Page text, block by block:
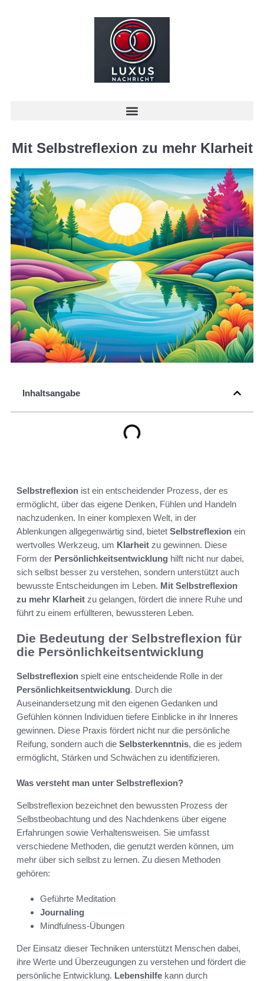
Mit Selbstreflexion zu mehr Klarheit
Inhaltsangabe
Selbstreflexion ist ein entscheidender Prozess, der es
ermöglicht, über das eigene Denken, Fühlen und Handeln
nachzudenken. In einer komplexen Welt, in der
Ablenkungen allgegenwärtig sind, bietet Selbstreflexion ein
wertvolles Werkzeug, um Klarheit zu gewinnen. Diese
Form der Persönlichkeitsentwicklung hilft nicht nur dabei,
sich selbst besser zu verstehen, sondern unterstützt auch
bewusste Entscheidungen im Leben. Mit Selbstreflexion
zu mehr Klarheit zu gelangen, fördert die innere Ruhe und
führt zu einem erfüllteren, bewussteren Leben.
Die Bedeutung der Selbstreflexion für
die Persönlichkeitsentwicklung
Selbstreflexion spielt eine entscheidende Rolle in der
Persönlichkeitsentwicklung. Durch die
Auseinandersetzung mit den eigenen Gedanken und
Gefühlen können Individuen tiefere Einblicke in ihr Inneres
gewinnen. Diese Praxis fördert nicht nur die persönliche
Reifung, sondern auch die Selbsterkenntnis, die es jedem
ermöglicht, Stärken und Schwächen zu identifizieren.
Was versteht man unter Selbstreflexion?
Selbstreflexion bezeichnet den bewussten Prozess der
Selbstbeobachtung und des Nachdenkens über eigene
Erfahrungen sowie Verhaltensweisen. Sie umfasst
verschiedene Methoden, die genutzt werden können, um
mehr über sich selbst zu lernen. Zu diesen Methoden
gehören:
Geführte Meditation
Journaling
Mindfulness-Übungen
Der Einsatz dieser Techniken unterstützt Menschen dabei,
ihre Werte und Überzeugungen zu verstehen und fördert die
persönliche Entwicklung. Lebenshilfe kann durch